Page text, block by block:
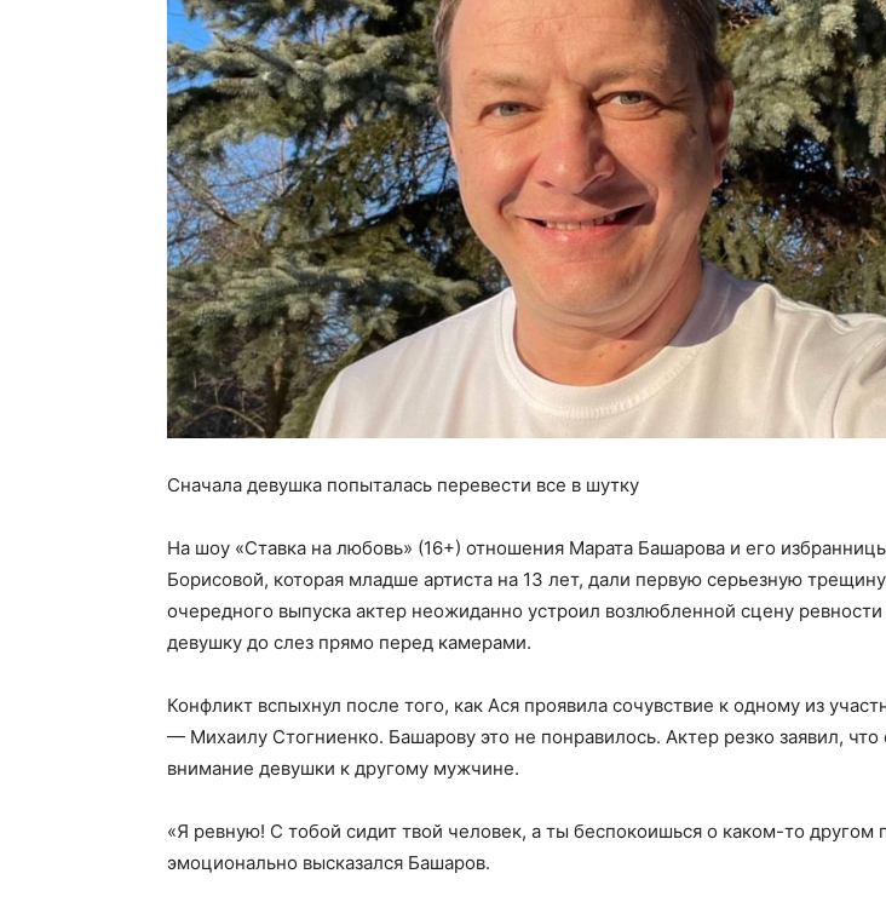
Сначала девушка попыталась перевести все в шутку
На шоу «Ставка на любовь» (16+) отношения Марата Башарова и его
Борисовой, которая младше артиста на 13 лет, дали первую серьезную
очередного выпуска актер неожиданно устроил возлюбленной сцену
девушку до слез прямо перед камерами.
Конфликт вспыхнул после того, как Ася проявила сочувствие к одному из
— Михаилу Стогниенко. Башарову это не понравилось. Актер резко заявил, что
внимание девушки к другому мужчине.
«Я ревную! С тобой сидит твой человек, а ты беспокоишься о каком-то другом
эмоционально высказался Башаров.